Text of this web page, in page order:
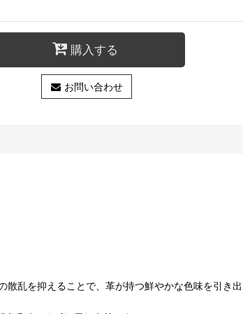
購入する
お問い合わせ
乱を抑えることで、革が持つ鮮やかな色味を引き出